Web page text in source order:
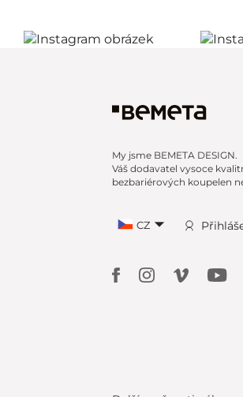
My jsme BEMETA DESIGN.
Váš dodavatel vysoce
bezbariérových koupelen
CZ